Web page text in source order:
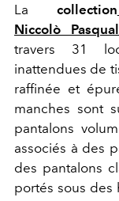
La collection
Niccolò
travers 31
inattendues de
raffinée et
manches sont
pantalons
associés à des
des pantalons
portés sous des